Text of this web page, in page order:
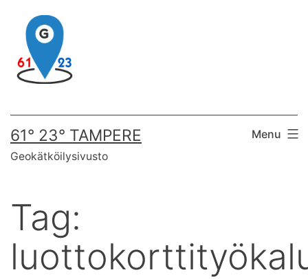
content
61° 23° TAMPERE
Geokätköilysivusto
Menu
Tag: